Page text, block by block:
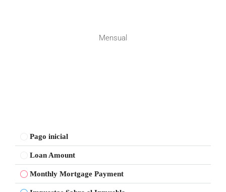
Mensual
Pago inicial
Loan Amount
Monthly Mortgage Payment